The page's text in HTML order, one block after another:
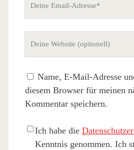
erforderlich)
Name, E-Mail-Adresse
diesem Browser für meinen
Kommentar speichern.
Ich habe die
Kenntnis genommen. Ich